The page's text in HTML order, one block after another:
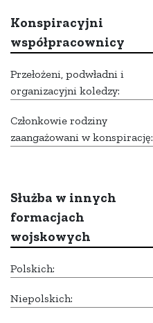
Konspiracyjni
współpracownicy
Przełożeni, podwładni i
organizacyjni koledzy:
Członkowie rodziny
zaangażowani w konspirację:
Służba w innych
formacjach
wojskowych
Polskich:
Niepolskich: